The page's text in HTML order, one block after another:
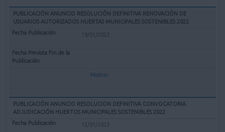
PUBLICACIÓN ANUNCIO RESOLUCIÓN DEFINITIVA RENOVACIÓN DE
USUARIOS AUTORIZADOS HUERTAS MUNICIPALES SOSTENIBLES 2022
19/01/2023
Mostrar
PUBLICACIÓN ANUNCIO RESOLUCION DEFINITIVA CONVOCATORIA
ADJUDICACIÓN HUERTOS MUNICIPALES SOSTENIBLES 2022
12/01/2023